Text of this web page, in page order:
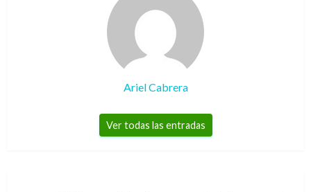
Ariel Cabrera
Ver todas las entradas